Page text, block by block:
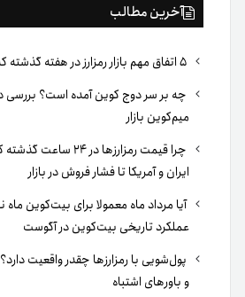
آخرین مطالب
چه بر سر دوج کوین آمده است؟ بررسی
میم‌کوین بازار
چرا قیمت رمزارزها
ایران و آمریکا تا فشار فروش در بازار
آیا مرداد ماه معمولا برای بیت‌کوین
عملکرد تاریخی بیت‌کوین در آگوست
پول‌شویی با رمزارزها چقدر واقعیت
و باورهای اشتباه